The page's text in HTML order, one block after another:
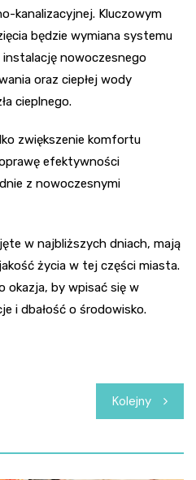
kanalizacyjnej. Kluczowym
będzie wymiana systemu
instalację nowoczesnego
oraz ciepłej wody
cieplnego.
zwiększenie komfortu
efektywności
z nowoczesnymi
w najbliższych dniach, mają
życia w tej części miasta.
okazja, by wpisać się w
i dbałość o środowisko.
Kolejny